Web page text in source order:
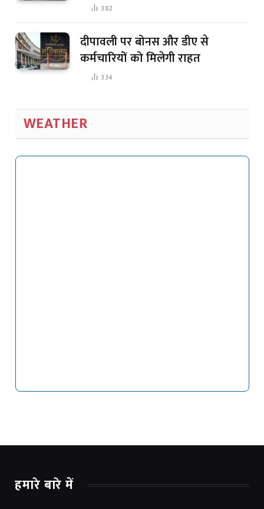
382
दीपावली पर बोनस और डीए से
कर्मचारियों को मिलेगी राहत
334
WEATHER
हमारे बारे में